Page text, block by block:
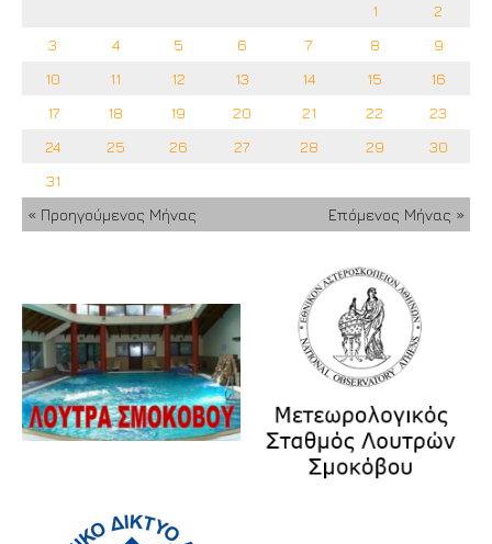
1
2
3
4 5 6 7 8
9
10
11 12 13 14 15
16
17
18 19 20 21 22
23
24
25 26 27 28 29
30
31
« Προηγούμενος Μήνας
Επόμενος Μήνας »